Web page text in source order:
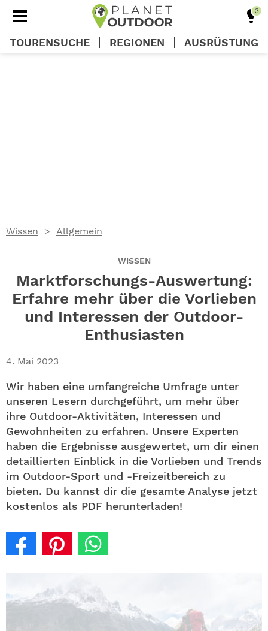
Wissen Allgemein
WISSEN
Marktforschungs-Auswertung:
Erfahre mehr über die Vorlieben
und Interessen der Outdoor-
Enthusiasten
4. Mai 2023
Wir haben eine umfangreiche Umfrage unter
unseren Lesern durchgeführt, um mehr über
ihre Outdoor-Aktivitäten, Interessen und
Gewohnheiten zu erfahren. Unsere Experten
haben die Ergebnisse ausgewertet, um dir einen
detaillierten Einblick in die Vorlieben und Trends
im Outdoor-Sport und -Freizeitbereich zu
bieten. Du kannst dir die gesamte Analyse jetzt
kostenlos als PDF herunterladen!
TOURENSUCHE REGIONEN AUSRÜSTUNG
GEWINNEN
ALLE THEMEN
SHOP